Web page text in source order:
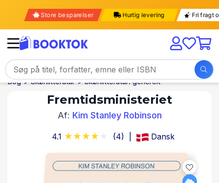
Store besparelser Hurtig levering Fri
Bog Skønlitteratur Skønlitteratur: generelt
Fremtidsministeriet
Af: Kim Stanley Robinson
4.1 (4) Dansk